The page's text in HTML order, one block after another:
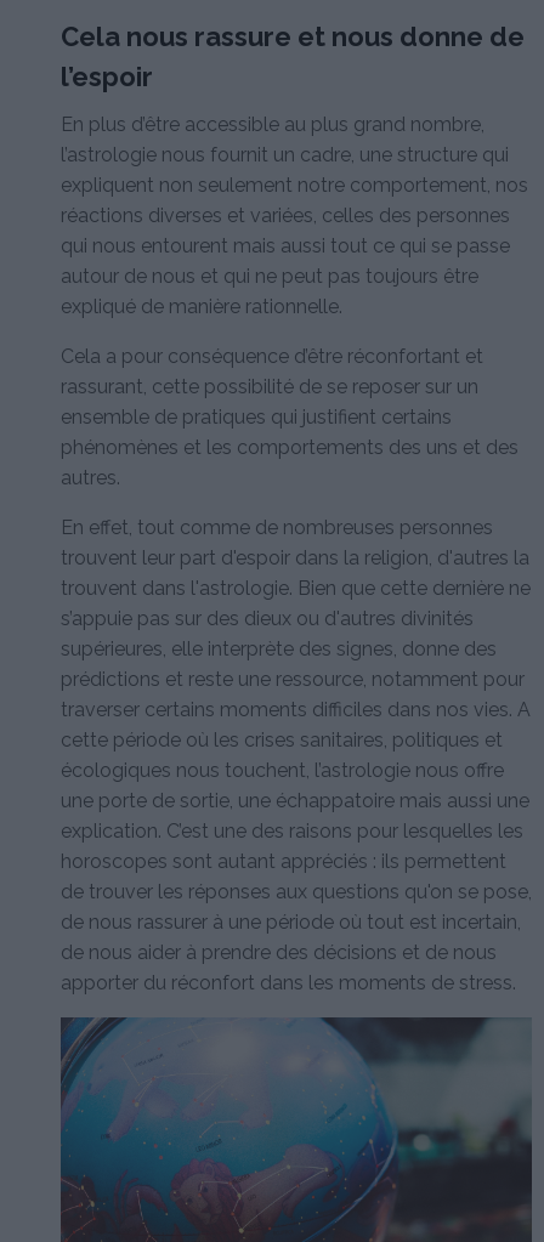
Cela nous rassure et nous donne de
l’espoir
En plus d’être accessible au plus grand nombre,
l’astrologie nous fournit un cadre, une structure qui
expliquent non seulement notre comportement, nos
réactions diverses et variées, celles des personnes
qui nous entourent mais aussi tout ce qui se passe
autour de nous et qui ne peut pas toujours être
expliqué de manière rationnelle.
Cela a pour conséquence d’être réconfortant et
rassurant, cette possibilité de se reposer sur un
ensemble de pratiques qui justifient certains
phénomènes et les comportements des uns et des
autres.
En effet, tout comme de nombreuses personnes
trouvent leur part d'espoir dans la religion, d'autres la
trouvent dans l'astrologie. Bien que cette dernière ne
s’appuie pas sur des dieux ou d'autres divinités
supérieures, elle interprète des signes, donne des
prédictions et reste une ressource, notamment pour
traverser certains moments difficiles dans nos vies. A
cette période où les crises sanitaires, politiques et
écologiques nous touchent, l’astrologie nous offre
une porte de sortie, une échappatoire mais aussi une
explication. C’est une des raisons pour lesquelles les
horoscopes sont autant appréciés : ils permettent
de trouver les réponses aux questions qu'on se pose,
de nous rassurer à une période où tout est incertain,
de nous aider à prendre des décisions et de nous
apporter du réconfort dans les moments de stress.